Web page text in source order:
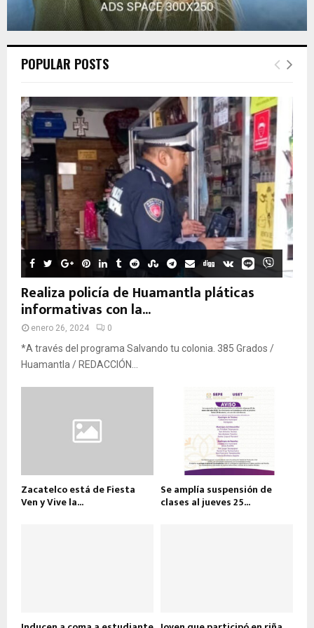
POPULAR POSTS
Realiza policía de Huamantla pláticas
informativas con la...
enero 26, 2024 0
*A través del programa Salvando tu colonia. 385 Grados /
Huamantla / REDACCIÓN...
Zacatelco está de Fiesta
Ven y Vive la...
Se amplía suspensión de
clases al jueves 25...